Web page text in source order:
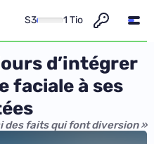
S3 1 Tio
d’intégrer
faciale à ses
des faits qui font diversion »